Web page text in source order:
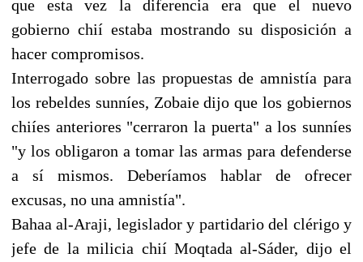
que esta vez la diferencia era que el nuevo
gobierno chií estaba mostrando su disposición a
hacer compromisos.
Interrogado sobre las propuestas de amnistía para
los rebeldes sunníes, Zobaie dijo que los gobiernos
chiíes anteriores "cerraron la puerta" a los sunníes
"y los obligaron a tomar las armas para defenderse
a sí mismos. Deberíamos hablar de ofrecer
excusas, no una amnistía".
Bahaa al-Araji, legislador y partidario del clérigo y
jefe de la milicia chií Moqtada al-Sáder, dijo el